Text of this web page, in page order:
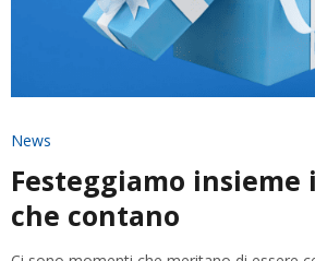
News
Festeggiamo
che contano